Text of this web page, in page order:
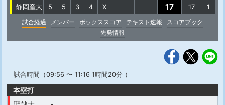
静岡産大
5 5 3 4 X 17 17
1
試合経過
メンバー ボックススコア テキスト速報
スコアブック
先発情報
試合時間（09:56 〜 11:16 1時間20分 ）
本塁打